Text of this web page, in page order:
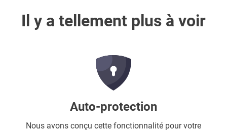
Il y a tellement plus à voir
Auto-protection
Nous avons conçu cette fonctionnalité pour votre